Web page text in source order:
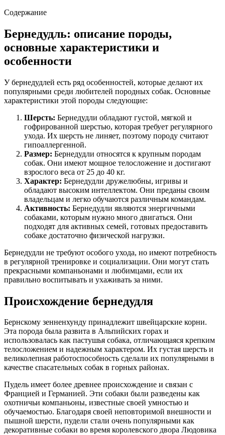
Содержание
Бернедудль: описание породы,
основные характеристики и
особенности
У бернедудлей есть ряд особенностей, которые делают их
популярными среди любителей породных собак. Основные
характеристики этой породы следующие:
Шерсть: Бернедудли обладают густой, мягкой и
гофрированной шерстью, которая требует регулярного
ухода. Их шерсть не линяет, поэтому породу считают
гипоаллергенной.
Размер: Бернедудли относятся к крупным породам
собак. Они имеют мощное телосложение и достигают
взрослого веса от 25 до 40 кг.
Характер: Бернедудли дружелюбны, игривы и
обладают высоким интеллектом. Они преданы своим
владельцам и легко обучаются различным командам.
Активность: Бернедудли являются энергичными
собаками, которым нужно много двигаться. Они
подходят для активных семей, готовых предоставить
собаке достаточно физической нагрузки.
Бернедудли не требуют особого ухода, но имеют потребность
в регулярной тренировке и социализации. Они могут стать
прекрасными компаньонами и любимцами, если их
правильно воспитывать и ухаживать за ними.
Происхождение бернедудля
Бернскому зенненхунду принадлежит швейцарские корни.
Эта порода была развита в Альпийских горах и
использовалась как пастушья собака, отличающаяся крепким
телосложением и надежным характером. Их густая шерсть и
великолепная работоспособность сделали их популярными в
качестве спасательных собак в горных районах.
Пудель имеет более древнее происхождение и связан с
Францией и Германией. Эти собаки были разведены как
охотничьи компаньоны, известные своей умностью и
обучаемостью. Благодаря своей неповторимой внешности и
пышной шерсти, пудели стали очень популярными как
декоративные собаки во время королевского двора Людовика